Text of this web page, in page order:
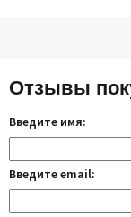
Отзывы
Введите имя:
Введите email: